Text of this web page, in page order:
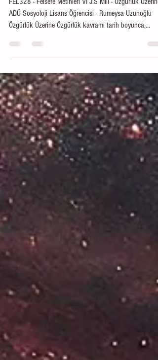
J.S Mill - Özgürlük Üzerine - Kavram ve
Kitap İncelemesi
ADÜ Sosyoloji Lisans Öğrencisi - Rumeysa Uzunoğlu
Özgürlük Üzerine Özgürlük kavramı tarih boyunca,
sıradan insanlar da dahil olmak üzere, filozoflar,
siyasetçiler ve düşünürler tarafından tartışılmıştır. Kimi
zaman bireyin hak ve özgürlükleri bakımından, kimi
zaman devletin birey üzerindeki hak ve özgürlükleri
bakımından incelenir. John Stuart Mill